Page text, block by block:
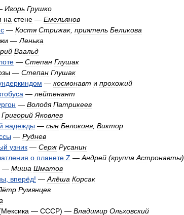
Игорь Грушко
на стене — Емельянов
— Костя Стрижак, приятель Беликова
—Ленька
Ваальд
— Степан Глушак
— Степан Глушак
— космонавт и прохожий
—лейтенант
— Володя Патрикеев
Григорий Яковлев
надежды — сын Белоконя, Виктор
— Руднев
узник — Серж Русанин
о планете Z —Андрей (группа Астронавты)
— Миша Шматов
, вперёд! —Алёша Корсак
Румянцев
Мексика — СССР) — Владимир Ольховский